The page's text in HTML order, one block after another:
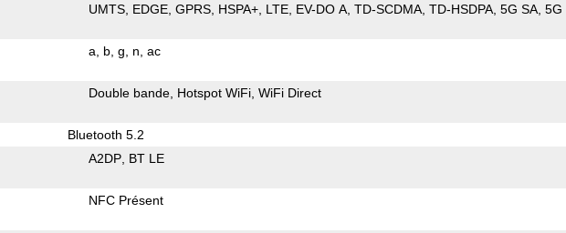
UMTS EDGE GPRS HSPA+ LTE EV-DO A TD-SCDMA TD-HSDPA 5G SA 5G
a b g n ac
Double bande Hotspot WiFi WiFi Direct
Bluetooth 5.2
A2DP BT LE
NFC Présent